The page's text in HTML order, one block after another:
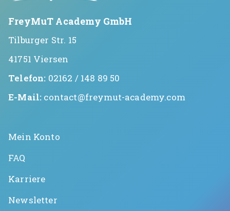
FreyMuT Academy GmbH
Tilburger Str. 15
41751 Viersen
Telefon: 02162 / 148 89 50
E-Mail: contact@freymut-academy.com
Mein Konto
FAQ
Karriere
Newsletter